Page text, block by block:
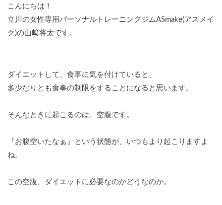
こんにちは！
立川の女性専用パーソナルトレーニングジムASmake(アスメイ
ク)の山﨑将太です。
ダイエットして、食事に気を付けていると、
多少なりとも食事の制限をすることになると思います。
そんなときに起こるのは、空腹です。
『お腹空いたなぁ』という状態が、いつもより起こりますよ
ね。
この空腹、ダイエットに必要なのかどうなのか。